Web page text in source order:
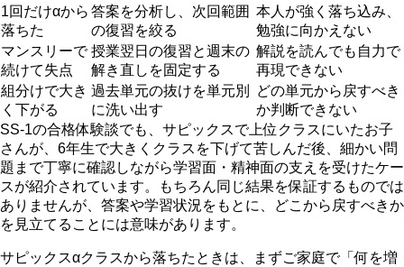
1回だけαから
落ちた
答案を分析し、次回範囲
の復習を絞る
本人が強く落ち込み、
勉強に向かえない
マンスリーで
続けて失点
授業翌日の復習と週末の
解き直しを固定する
解説を読んでも自力で
再現できない
組分けで大き
く下がる
過去単元の抜けを単元別
に洗い出す
どの単元から戻すべき
か判断できない
SS-1の合格体験談でも、サピックスで上位クラスにいたお子
さんが、6年生で大きくクラスを下げて苦しんだ後、細かい問
題まで丁寧に確認しながら学習面・精神面の支えを受けたケー
スが紹介されています。もちろん同じ結果を保証するものでは
ありませんが、答案や学習状況をもとに、どこから戻すべきか
を見立てることには意味があります。
サピックスαクラスから落ちたときは、まずご家庭で「何を増